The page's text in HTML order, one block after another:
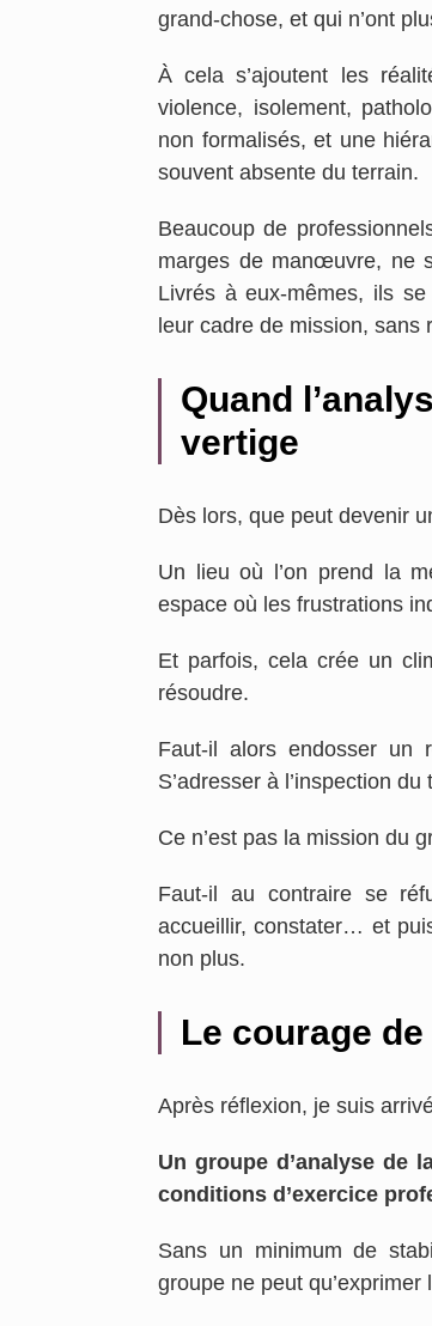
grand-chose, et qui n’ont
À cela s’ajoutent les
violence, isolement,
non formalisés, et une
souvent absente du terrain.
Beaucoup de
marges de manœuvre, ne
Livrés à eux-mêmes, ils
leur cadre de mission, sans
Quand
vertige
Dès lors, que peut devenir
Un lieu où l’on prend la
espace où les frustrations
Et parfois, cela crée un
résoudre.
Faut-il alors endosser un
S’adresser à l’inspection
Ce n’est pas la mission du
Faut-il au contraire se
accueillir, constater… et
non plus.
Le courage
Après réflexion, je suis
Un groupe d’analyse de
conditions d’exercice
Sans un minimum de
groupe ne peut qu’exprimer